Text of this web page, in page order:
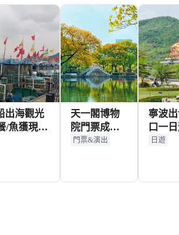
出海觀光
/魚獲現吃
走+可包船
天一閣博物
院門票成人
票
門票&演出
寧波
口一
間彌
日遊